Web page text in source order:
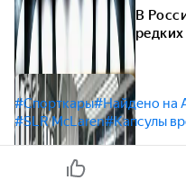
В
#Спорткары#Найдено на
#SLR McLaren#Капсулы